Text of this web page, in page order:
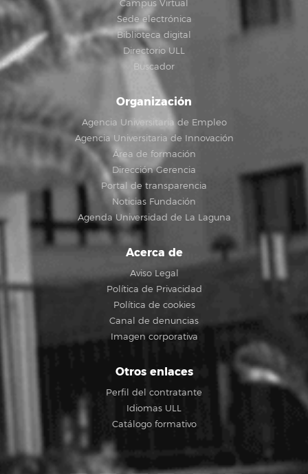
Campus Virtual
Sede electrónica
Biblioteca digital
Directorio ULL
Buscador
Organización
Agencia Universitaria de Empleo
Agencia Universitaria de Innovación
Área de formación
Dirección Gerencia
Portal de transparencia
Noticias Fundación
Agenda Universidad de La Laguna
Acerca de
Aviso Legal
Política de Privacidad
Política de cookies
Canal de denuncias
Imagen corporativa
Otros enlaces
Perfil del contratante
Idiomas ULL
Catálogo formativo